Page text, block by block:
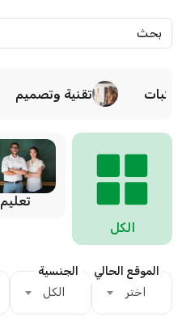
تقنية وتصميم
الكل
تعليم
الموقع الحالي
اختر
الجنسية
الكل